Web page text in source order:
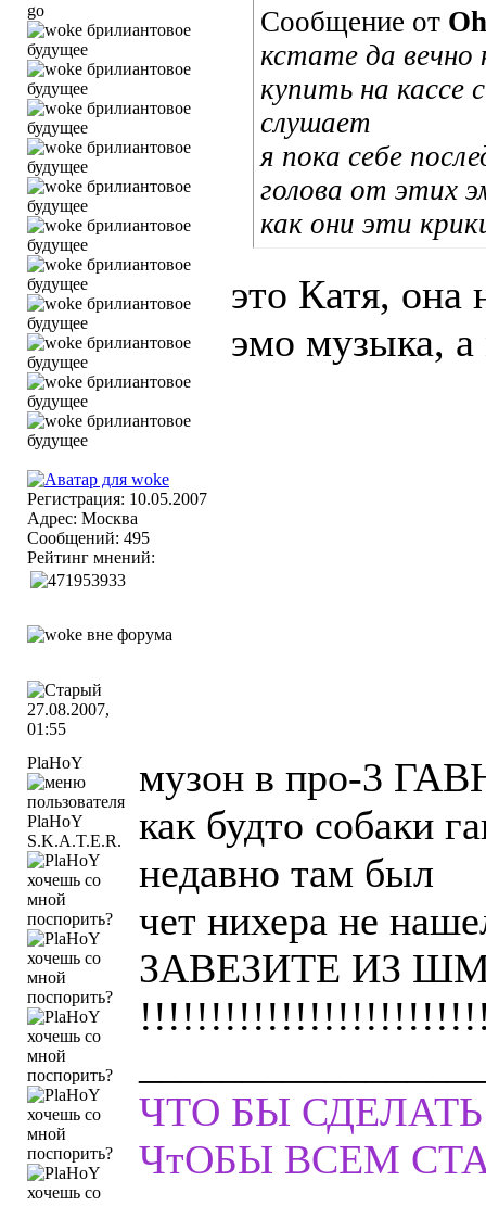
go
Регистрация: 10.05.2007
Адрес: Москва
Сообщений: 495
Рейтинг мнений:
Сообщение от
кстате да вечно
купить на кассе
слушает
я пока себе
голова от этих
как они эти
это Катя, она
эмо музыка, а
27.08.2007,
01:55
PlaHoY
S.K.A.T.E.R.
музон в про-3
как будто собаки
недавно там был
чет нихера не
ЗАВЕЗИТЕ ИЗ
ЧТО БЫ
ЧтОБЫ ВСЕМ